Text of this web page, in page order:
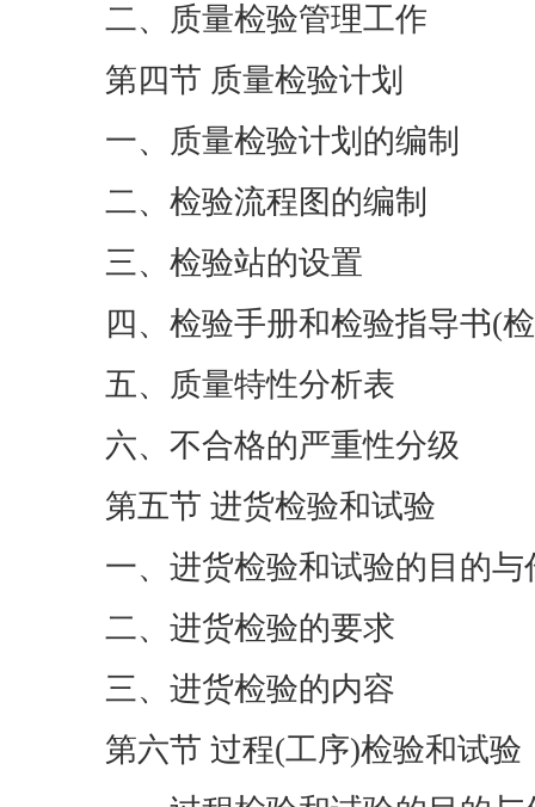
二、质量检验管理工作
第四节 质量检验计划
一、质量检验计划的编制
二、检验流程图的编制
三、检验站的设置
四、检验手册和检验指导书(
五、质量特性分析表
六、不合格的严重性分级
第五节 进货检验和试验
一、进货检验和试验的目的与
二、进货检验的要求
三、进货检验的内容
第六节 过程(工序)检验和试验